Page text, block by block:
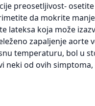
preosetljivost-
da mokrite
lateksa koja može
zapaljenje aorte
temperaturu, bol u
neki od ovih